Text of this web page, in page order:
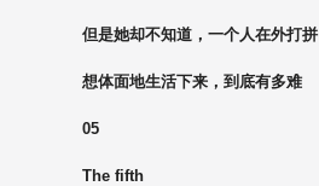
但是她却不知道，一个人在外打拼
想体面地生活下来，到底有多难
05
The fifth